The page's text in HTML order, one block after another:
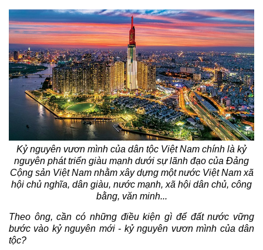
Kỷ nguyên vươn mình của dân tộc Việt Nam chính là kỷ
nguyên phát triển giàu mạnh dưới sự lãnh đạo của Đảng
Cộng sản Việt Nam nhằm xây dựng một nước Việt Nam xã
hội chủ nghĩa, dân giàu, nước mạnh, xã hội dân chủ, công
bằng, văn minh...
Theo ông, cần có những điều kiện gì để đất nước vững
bước vào kỷ nguyên mới - kỷ nguyên vươn mình của dân
tộc?